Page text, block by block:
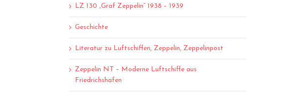
LZ 130 „Graf Zeppelin“ 1938 – 1939
Geschichte
Literatur zu Luftschiffen, Zeppelin, Zeppelinpost
Zeppelin NT – Moderne Luftschiffe aus
Friedrichshafen